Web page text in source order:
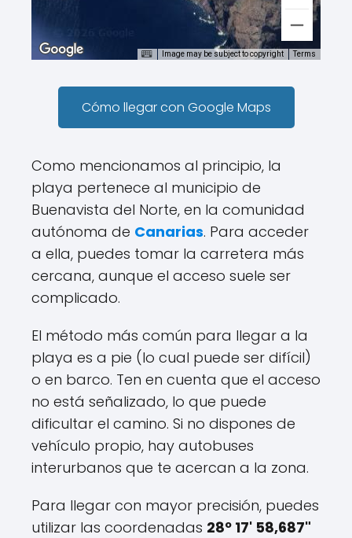
Image may be subject to copyright Terms
Cómo llegar con Google Maps
Como mencionamos al principio, la
playa pertenece al municipio de
Buenavista del Norte, en la comunidad
autónoma de Canarias. Para acceder
a ella, puedes tomar la carretera más
cercana, aunque el acceso suele ser
complicado.
El método más común para llegar a la
playa es a pie (lo cual puede ser difícil)
o en barco. Ten en cuenta que el acceso
no está señalizado, lo que puede
dificultar el camino. Si no dispones de
vehículo propio, hay autobuses
interurbanos que te acercan a la zona.
Para llegar con mayor precisión, puedes
utilizar las coordenadas 28º 17' 58,687"